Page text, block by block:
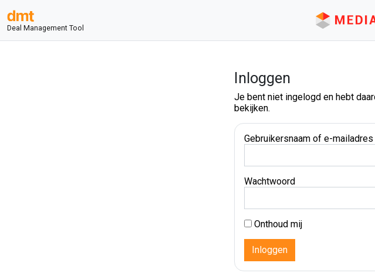
Deal Management Tool
Inloggen
Je bent niet ingelogd en hebt
bekijken.
Gebruikersnaam of e-mailadres
Wachtwoord
Onthoud mij